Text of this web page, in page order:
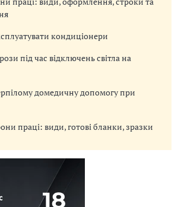
кондиціонери
під час відключень світла на
домедичну допомогу при
праці: види, готові бланки, зразки